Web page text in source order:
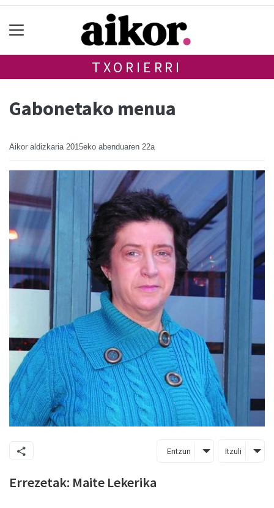
TXORIERRI
Gabonetako menua
Aikor aldizkaria 2015eko abenduaren 22a
Entzun Itzuli
Errezetak: Maite Lekerika